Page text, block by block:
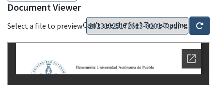
Document Viewer
Select a file to preview:Can't see the file? Try reloading